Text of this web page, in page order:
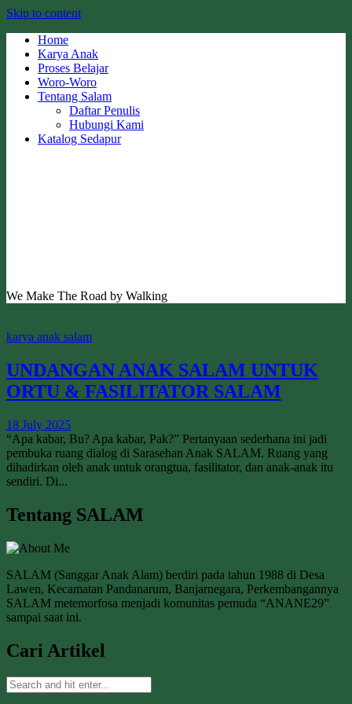
Skip to content
Home
Karya Anak
Proses Belajar
Woro-Woro
Tentang Salam
Daftar Penulis
Hubungi Kami
Katalog Sedapur
We Make The Road by Walking
karya anak salam
UNDANGAN ANAK SALAM UNTUK
ORTU & FASILITATOR SALAM
18 July 2025
“Apa kabar, Bu? Apa kabar, Pak?” Pertanyaan sederhana ini jadi
pembuka ruang dialog di Sarasehan Anak SALAM. Ruang yang
dihadirkan oleh anak untuk orangtua, fasilitator, dan anak-anak itu
sendiri. Di...
Tentang SALAM
SALAM (Sanggar Anak Alam) berdiri pada tahun 1988 di Desa
Lawen, Kecamatan Pandanarum, Banjarnegara, Perkembangannya
SALAM metemorfosa menjadi komunitas pemuda “ANANE29”
sampai saat ini.
Cari Artikel